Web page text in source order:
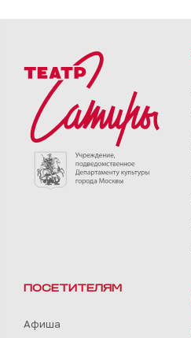
ПОСЕТИТЕЛЯМ
Афиша